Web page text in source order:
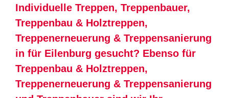
Individuelle Treppen, Treppenbauer,
Treppenbau & Holztreppen,
Treppenerneuerung & Treppensanierung
in für Eilenburg gesucht? Ebenso für
Treppenbau & Holztreppen,
Treppenerneuerung & Treppensanierung